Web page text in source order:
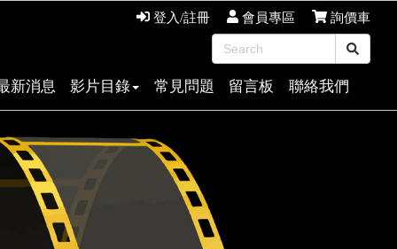
登入/註冊 會員專區 詢價車
新消息 影片目錄 常見問題 留言板 聯絡我們